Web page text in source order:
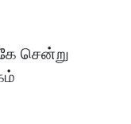
சென்று